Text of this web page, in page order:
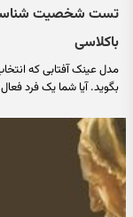
تست شخصیت شناسی
باکلاسی
مدل عینک آفتابی که
بگوید. آیا شما یک فرد